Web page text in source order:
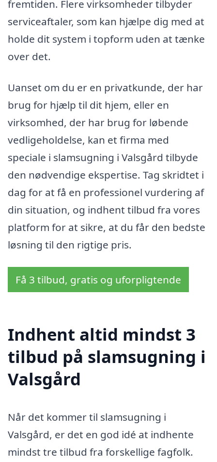
fremtiden. Flere virksomheder tilbyder
serviceaftaler, som kan hjælpe dig med at
holde dit system i topform uden at tænke
over det.
Uanset om du er en privatkunde, der har
brug for hjælp til dit hjem, eller en
virksomhed, der har brug for løbende
vedligeholdelse, kan et firma med
speciale i slamsugning i Valsgård tilbyde
den nødvendige ekspertise. Tag skridtet i
dag for at få en professionel vurdering af
din situation, og indhent tilbud fra vores
platform for at sikre, at du får den bedste
løsning til den rigtige pris.
Få 3 tilbud, gratis og uforpligtende
Indhent altid mindst 3
tilbud på slamsugning i
Valsgård
Når det kommer til slamsugning i
Valsgård, er det en god idé at indhente
mindst tre tilbud fra forskellige fagfolk.